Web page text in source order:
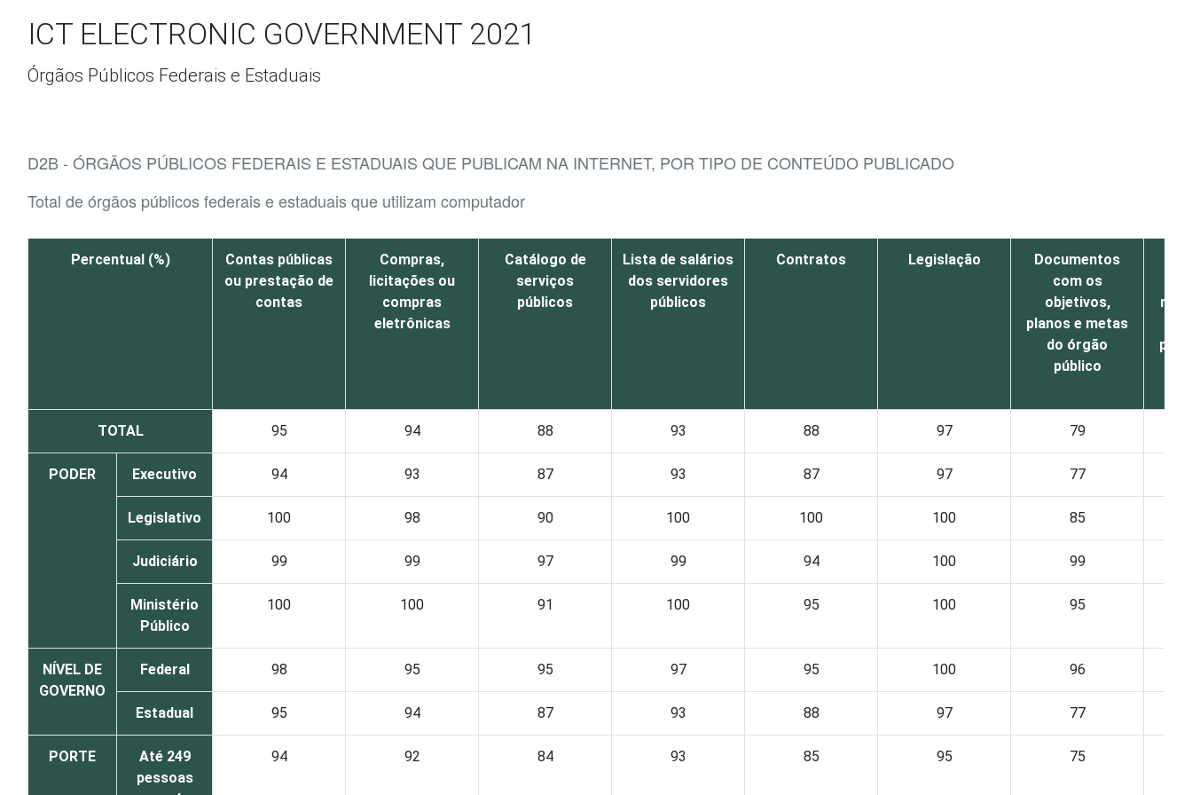
ICT ELECTRONIC GOVERNMENT 2021
Órgãos Públicos Federais e Estaduais
D2B - ÓRGÃOS PÚBLICOS FEDERAIS E ESTADUAIS QUE PUBLICAM NA INTERNET, POR TIPO DE CONTEÚDO PUBLICADO
Total de órgãos públicos federais e estaduais que utilizam computador
Percentual (%)
Contas públicas
ou prestação de
contas
Compras,
licitações ou
compras
eletrônicas
Catálogo de
serviços
públicos
Lista de salários
dos servidores
públicos
Contratos Legislação
Documentos
com os
objetivos,
planos e metas
do órgão
público
TOTAL 95 94 88 93 88 97 79
PODER Executivo 94 93 87 93 87 97 77
Legislativo 100 98 90 100 100 100 85
Judiciário 99 99 97 99 94 100 99
Ministério
Público
100 100 91 100 95 100 95
NÍVEL DE
GOVERNO
Federal 98 95 95 97 95 100 96
Estadual 95 94 87 93 88 97 77
PORTE
Até 249
pessoas
94 92 84 93 85 95 75